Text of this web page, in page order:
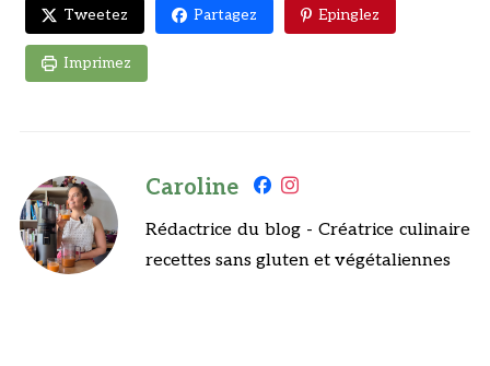
Tweetez Partagez Epinglez
Imprimez
Caroline
Rédactrice du blog - Créatrice culinaire
recettes sans gluten et végétaliennes